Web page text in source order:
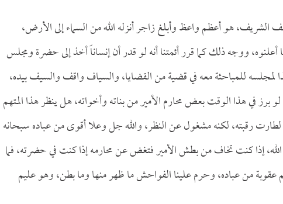
هو أعظم واعظ وأبلغ زاجر أنزله الله من السماء إلى الأرض،
أعلنوه، ووجه ذلك كما قرر أئمتنا أنه لو قدر أن إنساناً أخذ إلى حضرة ومجلس
لمجلسه للمباحثة معه في قضية من القضايا، والسياف واقف والسيف بيده،
برز في هذا الوقت بعض محارم الأمير من بناته وأخواته، هل ينظر هذا المتهم
رقبته، لكنه مشغول عن النظر، والله جل وعلا أقوى من عباده سبحانه
إذا كنت تخاف من بطش الأمير فتغض عن محارمه إذا كنت في حضرته، فما
عقوبة من عباده، وحرم علينا الفواحش ما ظهر منها وما بطن، وهو عليم